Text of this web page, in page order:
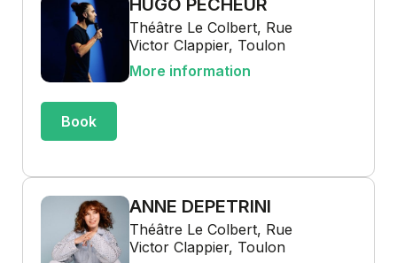
HUGO PÊCHEUR
Théâtre Le Colbert, Rue
Victor Clappier, Toulon
More information
Book
ANNE DEPETRINI
Théâtre Le Colbert, Rue
Victor Clappier, Toulon